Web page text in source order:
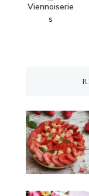
Viennoiserie
s